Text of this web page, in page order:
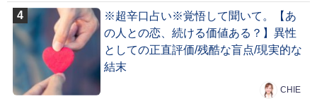
※超辛口占い※覚悟して聞いて。【あ
の人との恋、続ける価値ある？】異性
としての正直評価/残酷な盲点/現実的な
結末
CHIE